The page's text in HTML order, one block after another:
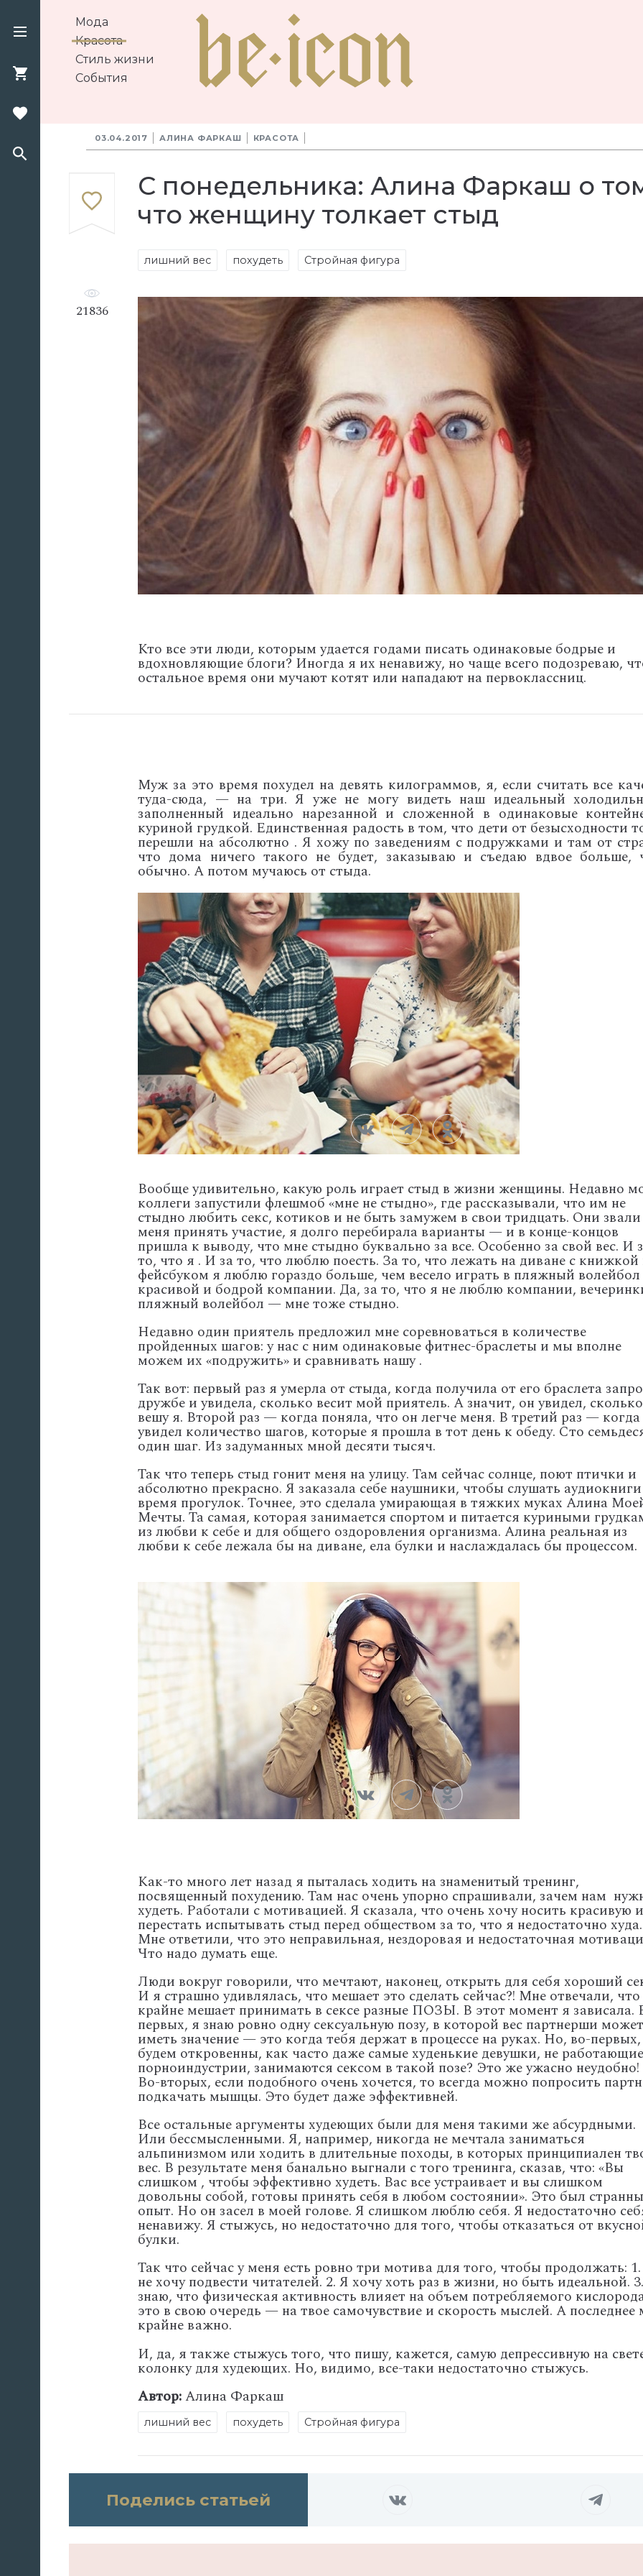
Мода
Красота
Стиль жизни
События
03.04.2017 АЛИНА ФАРКАШ КРАСОТА
C понедельника: Алина Фаркаш о
что женщину толкает стыд
лишний вес похудеть Стройная фигура
21836
Кто все эти люди, которым удается годами писать одинаковые бодрые и
вдохновляющие блоги? Иногда я их ненавижу, но чаще всего подозреваю,
остальное время они мучают котят или нападают на первоклассниц.
Муж за это время похудел на девять килограммов, я, если считать все
туда-сюда, — на три. Я уже не могу видеть наш идеальный
заполненный идеально нарезанной и сложенной в одинаковые
куриной грудкой. Единственная радость в том, что дети от безысходности
перешли на абсолютно . Я хожу по заведениям с подружками и там от
что дома ничего такого не будет, заказываю и съедаю вдвое больше,
обычно. А потом мучаюсь от стыда.
Вообще удивительно, какую роль играет стыд в жизни женщины. Недавно
коллеги запустили флешмоб «мне не стыдно», где рассказывали, что им не
стыдно любить секс, котиков и не быть замужем в свои тридцать. Они
меня принять участие, я долго перебирала варианты — и в конце-концов
пришла к выводу, что мне стыдно буквально за все. Особенно за свой вес. И
то, что я . И за то, что люблю поесть. За то, что лежать на диване с
фейсбуком я люблю гораздо больше, чем весело играть в пляжный волейбол
красивой и бодрой компании. Да, за то, что я не люблю компании,
пляжный волейбол — мне тоже стыдно.
Недавно один приятель предложил мне соревноваться в количестве
пройденных шагов: у нас с ним одинаковые фитнес-браслеты и мы вполне
можем их «подружить» и сравнивать нашу .
Так вот: первый раз я умерла от стыда, когда получила от его браслета
дружбе и увидела, сколько весит мой приятель. А значит, он увидел, сколько
вешу я. Второй раз — когда поняла, что он легче меня. В третий раз —
увидел количество шагов, которые я прошла в тот день к обеду. Сто
один шаг. Из задуманных мной десяти тысяч.
Так что теперь стыд гонит меня на улицу. Там сейчас солнце, поют птички и
абсолютно прекрасно. Я заказала себе наушники, чтобы слушать
время прогулок. Точнее, это сделала умирающая в тяжких муках Алина
Мечты. Та самая, которая занимается спортом и питается куриными
из любви к себе и для общего оздоровления организма. Алина реальная из
любви к себе лежала бы на диване, ела булки и наслаждалась бы процессом.
Как-то много лет назад я пыталась ходить на знаменитый тренинг,
посвященный похудению. Там нас очень упорно спрашивали, зачем нам
худеть. Работали с мотивацией. Я сказала, что очень хочу носить красивую и
перестать испытывать стыд перед обществом за то, что я недостаточно худа.
Мне ответили, что это неправильная, нездоровая и недостаточная
Что надо думать еще.
Люди вокруг говорили, что мечтают, наконец, открыть для себя хороший
И я страшно удивлялась, что мешает это сделать сейчас?! Мне отвечали, что
крайне мешает принимать в сексе разные ПОЗЫ. В этот момент я зависала.
первых, я знаю ровно одну сексуальную позу, в которой вес партнерши может
иметь значение — это когда тебя держат в процессе на руках. Но, во-первых,
будем откровенны, как часто даже самые худенькие девушки, не
порноиндустрии, занимаются сексом в такой позе? Это же ужасно неудобно!
Во-вторых, если подобного очень хочется, то всегда можно попросить
подкачать мышцы. Это будет даже эффективней.
Все остальные аргументы худеющих были для меня такими же абсурдными.
Или бессмысленными. Я, например, никогда не мечтала заниматься
альпинизмом или ходить в длительные походы, в которых принципиален
вес. В результате меня банально выгнали с того тренинга, сказав, что: «Вы
слишком , чтобы эффективно худеть. Вас все устраивает и вы слишком
довольны собой, готовы принять себя в любом состоянии». Это был
опыт. Но он засел в моей голове. Я слишком люблю себя. Я недостаточно
ненавижу. Я стыжусь, но недостаточно для того, чтобы отказаться от
булки.
Так что сейчас у меня есть ровно три мотива для того, чтобы продолжать:
не хочу подвести читателей. 2. Я хочу хоть раз в жизни, но быть идеальной.
знаю, что физическая активность влияет на объем потребляемого
это в свою очередь — на твое самочувствие и скорость мыслей. А последнее
крайне важно.
И, да, я также стыжусь того, что пишу, кажется, самую депрессивную на
колонку для худеющих. Но, видимо, все-таки недостаточно стыжусь.
Автор:Алина Фаркаш
лишний вес похудеть Стройная фигура
Поделись статьей